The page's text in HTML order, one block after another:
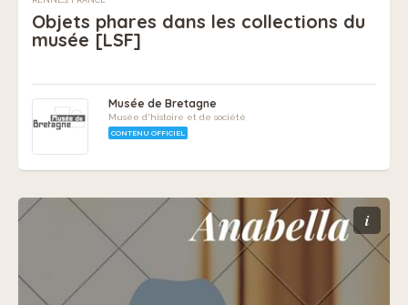
Objets phares dans les collections du
musée [LSF]
Musée de Bretagne
Musée d'histoire et de société
CONTENU OFFICIEL
i